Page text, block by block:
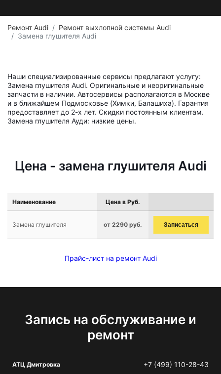
Ремонт Audi
Ремонт выхлопной системы Audi
Замена глушителя Audi
Наши специализированные сервисы предлагают услугу:
Замена глушителя Audi. Оригинальные и неоригинальные
запчасти в наличии. Автосервисы располагаются в Москве
и в ближайшем Подмосковье (Химки, Балашиха). Гарантия
предоставляет до 2-х лет. Скидки постоянным клиентам.
Замена глушителя Ауди: низкие цены.
Цена - замена глушителя Audi
Наименование Цена в Руб.
Замена глушителя от 2290 руб. Записаться
Прайс-лист на ремонт Audi
Запись на обслуживание и
ремонт
АТЦ Дмитровка +7 (499) 110-28-43